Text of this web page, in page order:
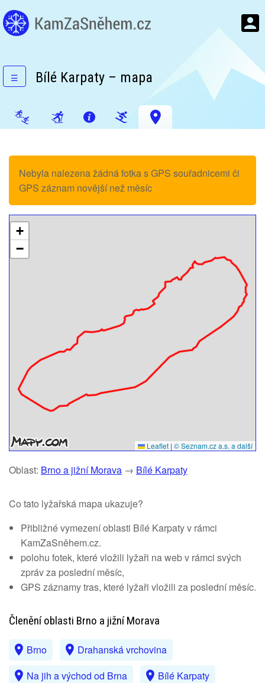
☰ Bílé Karpaty – mapa
Nebyla nalezena žádná fotka s GPS souřadnicemi či
GPS záznam novější než měsíc
+
−
Leaflet | © Seznam.cz a.s. a další
Oblast: Brno a jižní Morava → Bílé Karpaty
Co tato lyžařská mapa ukazuje?
Přibližné vymezení oblasti Bílé Karpaty v rámci
KamZaSněhem.cz.
polohu fotek, které vložili lyžaři na web v rámci svých
zpráv za poslední měsíc,
GPS záznamy tras, které lyžaři vložili za poslední měsíc.
Členění oblasti Brno a jižní Morava
Brno
Drahanská vrchovina
Na jih a východ od Brna
Bílé Karpaty